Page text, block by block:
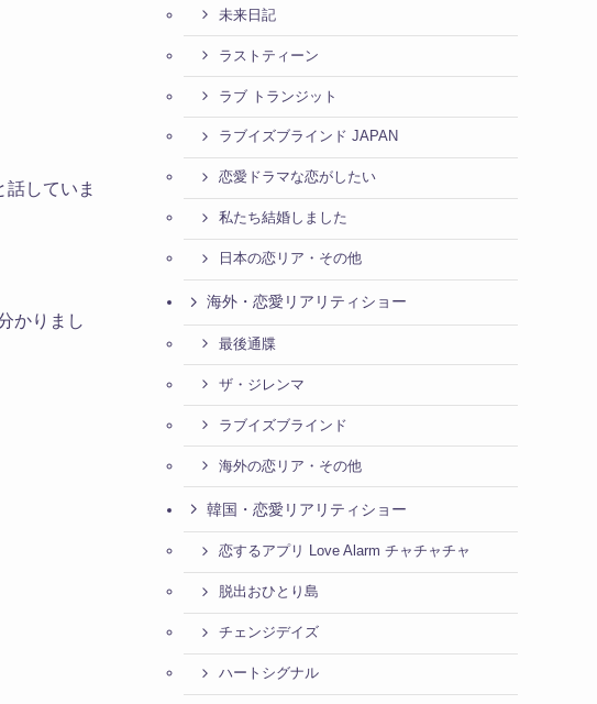
していま
かりまし
未来日記
ラストティーン
ラブ トランジット
ラブイズブラインド JAPAN
恋愛ドラマな恋がしたい
私たち結婚しました
日本の恋リア・その他
海外・恋愛リアリティショー
最後通牒
ザ・ジレンマ
ラブイズブラインド
海外の恋リア・その他
韓国・恋愛リアリティショー
恋するアプリ Love Alarm チャチャチャ
脱出おひとり島
チェンジデイズ
ハートシグナル